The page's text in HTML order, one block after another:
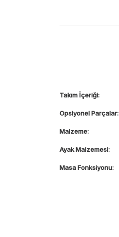
Takım İçeriği:
Opsiyonel Parçalar:
Malzeme:
Ayak Malzemesi:
Masa Fonksiyonu: